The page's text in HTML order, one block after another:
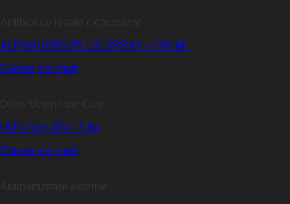
ALPHADERM PLUS SPRAY – 100 ML
Citește mai mult
Hill’s Dog J/D 1.5 kg
Citește mai mult